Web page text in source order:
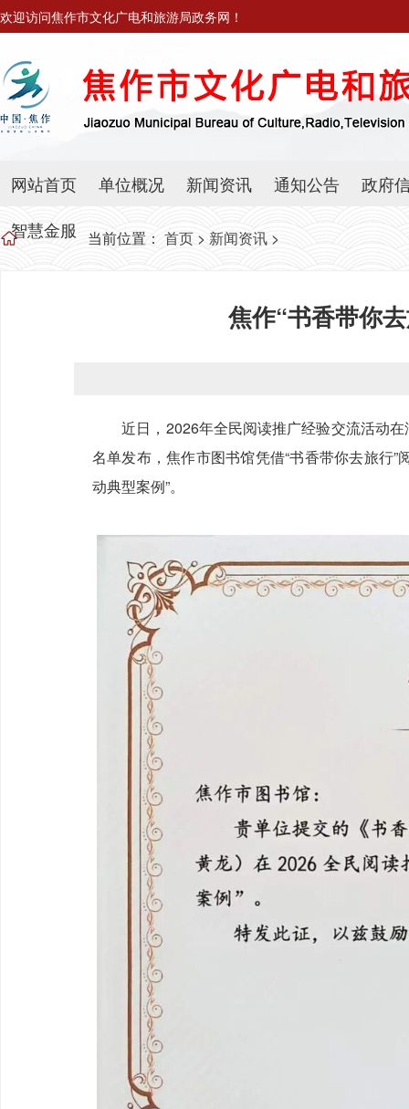
欢迎访问焦作市文化广电和旅游局政务网！
网站首页 单位概况 新闻资讯 通知公告
政府
智慧金服
当前位置： 首页 > 新闻资讯 >
焦作“书香带你
近日，2026年全民阅读推广经验交流活动在
名单发布，焦作市图书馆凭借“书香带你去旅行
动典型案例”。